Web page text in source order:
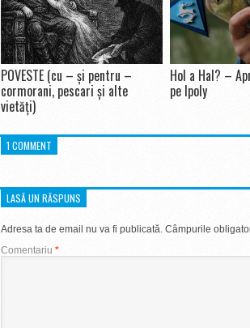
POVESTE (cu – și pentru –
cormorani, pescari și alte
vietăți)
Hol a Hal? –
pe Ipoly
1 COMMENT
LASĂ UN RĂSPUNS
Adresa ta de email nu va fi publicată. Câmpurile
Comentariu *